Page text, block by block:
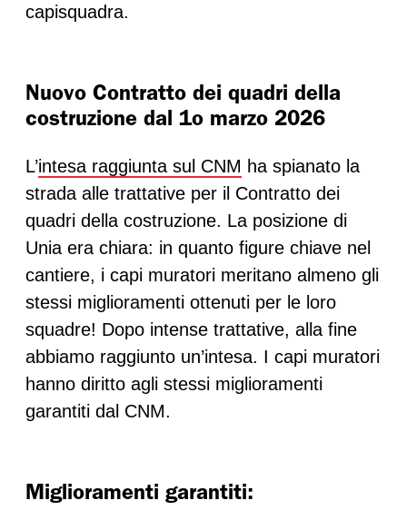
capisquadra.
Nuovo Contratto dei quadri della
costruzione dal 1o marzo 2026
L’intesa raggiunta sul CNM ha spianato la
strada alle trattative per il Contratto dei
quadri della costruzione. La posizione di
Unia era chiara: in quanto figure chiave nel
cantiere, i capi muratori meritano almeno gli
stessi miglioramenti ottenuti per le loro
squadre! Dopo intense trattative, alla fine
abbiamo raggiunto un’intesa. I capi muratori
hanno diritto agli stessi miglioramenti
garantiti dal CNM.
Miglioramenti garantiti: